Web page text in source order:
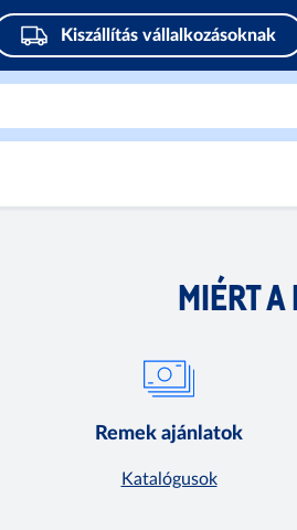
Kiszállítás vállalkozásoknak
MIÉRT A
Remek ajánlatok
Katalógusok